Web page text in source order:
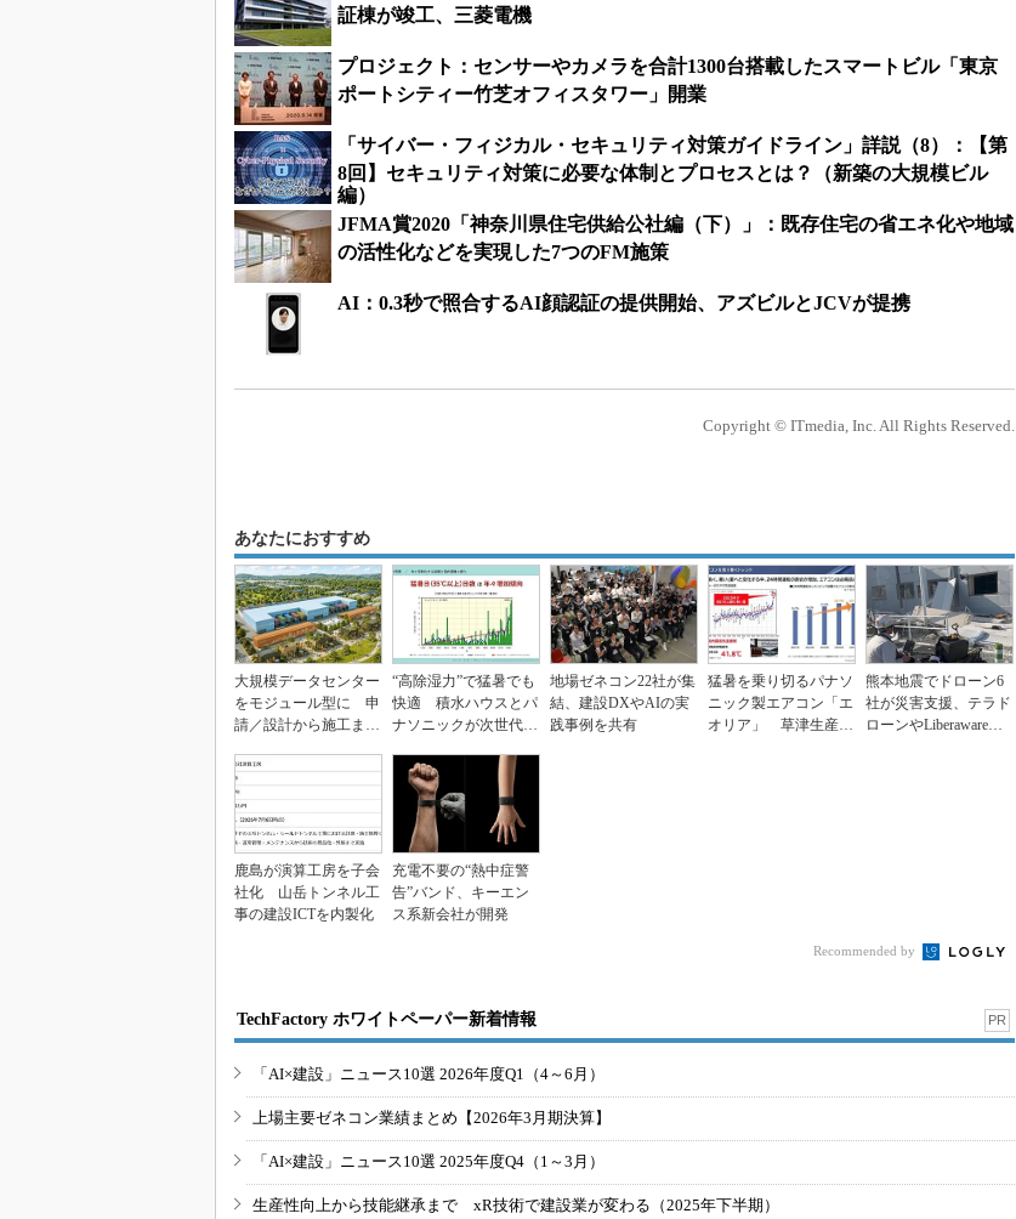
証棟が竣工、三菱電機
プロジェクト：センサーやカメラを合計1300台搭載したスマートビル「東京
ポートシティー竹芝オフィスタワー」開業
「サイバー・フィジカル・セキュリティ対策ガイドライン」詳説（8）：【第
8回】セキュリティ対策に必要な体制とプロセスとは？（新築の大規模ビル
編）
JFMA賞2020「神奈川県住宅供給公社編（下）」：既存住宅の省エネ化や地域
の活性化などを実現した7つのFM施策
AI：0.3秒で照合するAI顔認証の提供開始、アズビルとJCVが提携
Copyright © ITmedia, Inc. All Rights Reserved.
あなたにおすすめ
大規模データセンター
をモジュール型に 申
請／設計から施工まで
“高除湿力”で猛暑でも
快適 積水ハウスとパ
ナソニックが次世代空
地場ゼネコン22社が集
結、建設DXやAIの実
践事例を共有
猛暑を乗り切るパナソ
ニック製エアコン「エ
オリア」 草津生産ラ
熊本地震でドローン6
社が災害支援、テラド
ローンやLiberawareら
鹿島が演算工房を子会
社化 山岳トンネル工
事の建設ICTを内製化
充電不要の“熱中症警
告”バンド、キーエン
ス系新会社が開発
Recommended by
TechFactory ホワイトペーパー新着情報 PR
「AI×建設」ニュース10選 2026年度Q1（4～6月）
上場主要ゼネコン業績まとめ【2026年3月期決算】
「AI×建設」ニュース10選 2025年度Q4（1～3月）
生産性向上から技能継承まで xR技術で建設業が変わる（2025年下半期）